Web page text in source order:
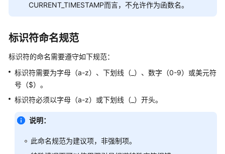
（分
布
式
8.x）
开
发
指
（集
CURRENT_TIMESTAMP而言，不允许作为函数名。
标识符命名规范
标识符的命名需要遵守如下规范：
标识符需要为字母（a-z）、下划线（_）、数字（0-9）或美元符
号（$）。
标识符必须以字母（a-z）或下划线（_）开头。
说明：
此命名规范为建议项，非强制项。